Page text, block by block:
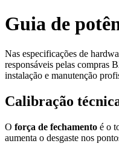
Guia de
Nas especificações de
responsáveis pelas compras
instalação e manutenção
Calibração
O força de fechamento é o
aumenta o desgaste nos